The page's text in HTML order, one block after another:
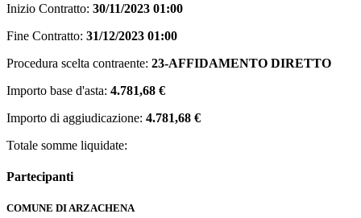
Inizio Contratto: 30/11/2023 01:00
Fine Contratto: 31/12/2023 01:00
Procedura scelta contraente: 23-AFFIDAMENTO DIRETTO
Importo base d'asta: 4.781,68 €
Importo di aggiudicazione: 4.781,68 €
Totale somme liquidate:
Partecipanti
COMUNE DI ARZACHENA